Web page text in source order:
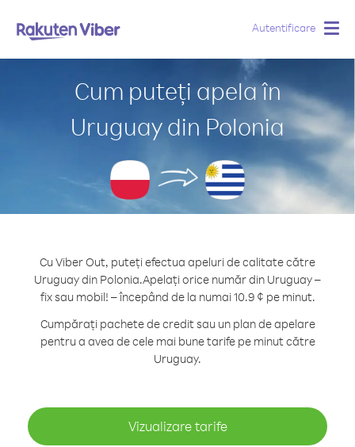
Autentificare
Cum puteți apela în
Uruguay din Polonia
Cu Viber Out, puteți efectua apeluri de calitate către
Uruguay din Polonia.Apelați orice număr din Uruguay –
fix sau mobil! – începând de la numai 10.9 ¢ pe minut.
Cumpărați pachete de credit sau un plan de apelare
pentru a avea de cele mai bune tarife pe minut către
Uruguay.
Vizualizare tarife